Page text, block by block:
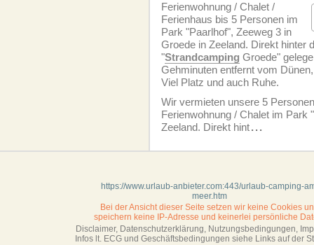
Ferien­wohnung / Chalet /
Ferienhaus bis 5 Personen im
Park "Paarlhof", Zeeweg 3 in
Groede in Zeeland. Direkt hinter
"Strandcamping Groede"
Gehminuten entfernt vom
Viel Platz und auch Ruhe.
Wir vermieten unsere 5
Ferien­wohnung / Chalet im Park
Zeeland. Direkt hint...
https://www.urlaub-anbieter.com:443/urlaub-camping-
meer.htm
Bei der Ansicht dieser Seite setzen wir keine Cookies
speichern keine IP-Adresse und keinerlei persönliche
Disclaimer, Datenschutzerklärung, Nutzungsbedingungen,
Infos lt. ECG und Geschäftsbedingungen siehe Links auf der